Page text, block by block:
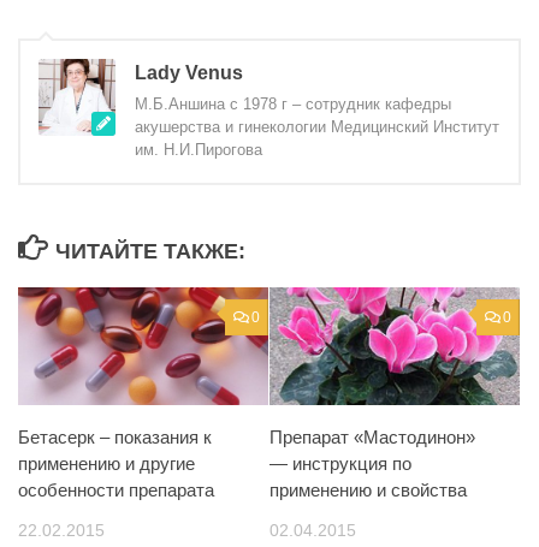
Lady Venus
М.Б.Аншина с 1978 г – сотрудник кафедры
акушерства и гинекологии Медицинский Институт
им. Н.И.Пирогова
ЧИТАЙТЕ ТАКЖЕ:
0
Бетасерк – показания к
применению и другие
особенности препарата
22.02.2015
0
Препарат «Мастодинон»
— инструкция по
применению и свойства
02.04.2015